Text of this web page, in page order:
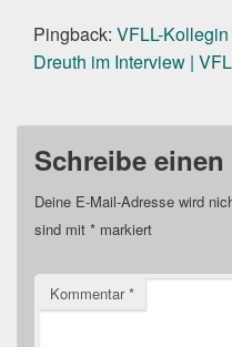
Pingback: VFLL-
Dreuth im Interview |
Schreibe
Deine E-Mail-Adresse wird
sind mit * markiert
Kommentar*